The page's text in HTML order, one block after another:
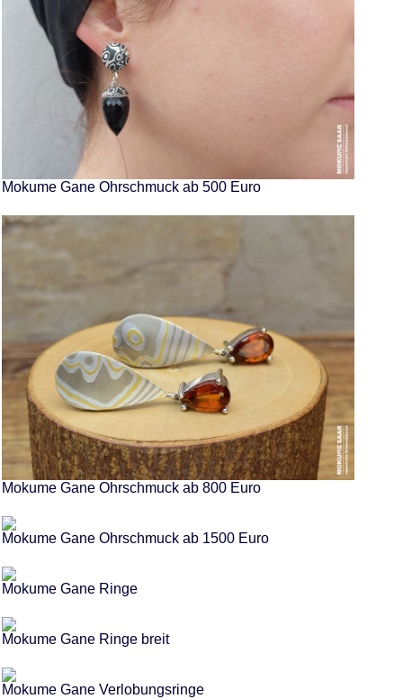
Mokume Gane Ohrschmuck ab 500 Euro
Mokume Gane Ohrschmuck ab 800 Euro
Mokume Gane Ohrschmuck ab 1500 Euro
Mokume Gane Ringe
Mokume Gane Ringe breit
Mokume Gane Verlobungsringe